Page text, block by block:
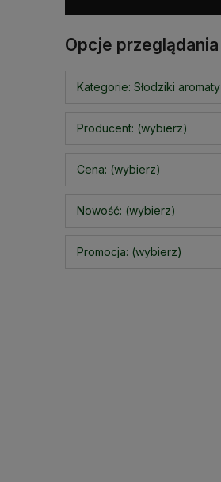
Opcje przeglądania
Kategorie: Słodziki aromaty
Producent: (wybierz)
Cena: (wybierz)
Nowość: (wybierz)
Promocja: (wybierz)